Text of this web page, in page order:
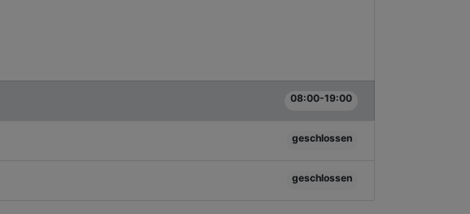
08:00-19:00
geschlossen
geschlossen